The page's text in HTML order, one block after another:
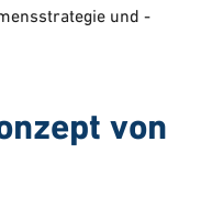
und -
von